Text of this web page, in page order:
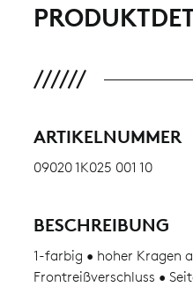
ARTIKELNUMMER
09020 1K025 001 10
BESCHREIBUNG
1-farbig • hoher Kragen
Frontreißverschluss •